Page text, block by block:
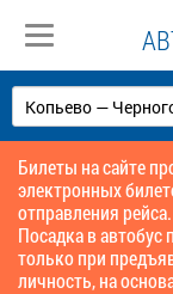
Билеты на сайте
электронных
отправления
Посадка в
только при
личность, на